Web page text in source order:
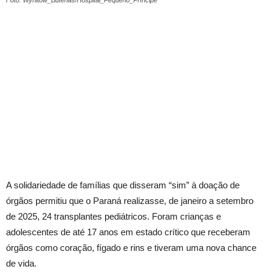
A solidariedade de famílias que disseram “sim” à doação de
órgãos permitiu que o Paraná realizasse, de janeiro a setembro
de 2025, 24 transplantes pediátricos. Foram crianças e
adolescentes de até 17 anos em estado crítico que receberam
órgãos como coração, fígado e rins e tiveram uma nova chance
de vida.